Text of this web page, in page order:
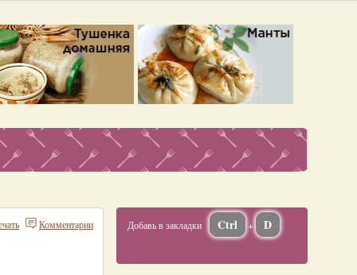
Комментарии Добавь в закладки Ctrl + D